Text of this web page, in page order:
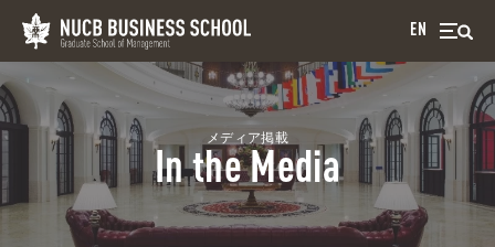
EN
メディア掲載
In the Media